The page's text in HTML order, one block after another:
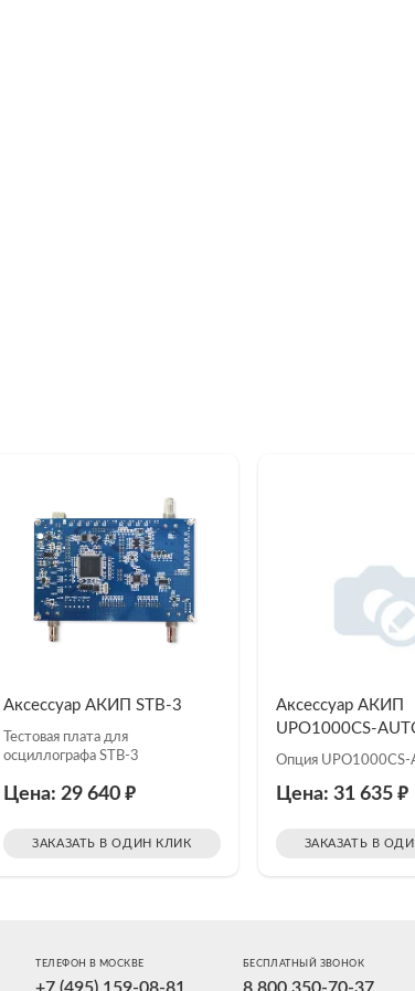
Аксессуар АКИП STB-3
Тестовая плата для
осциллографа STB-3
Цена: 29 640₽
ЗАКАЗАТЬ В ОДИН КЛИК
Аксессуар АКИП
UPO1000CS-
Опция UPO1000CS-
Цена: 31 635 ₽
ЗАКАЗАТЬ В
ТЕЛЕФОН В МОСКВЕ БЕСПЛАТНЫЙ ЗВОНОК